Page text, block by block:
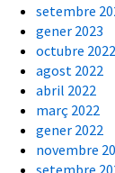
setembre
gener 2023
octubre 2022
agost 2022
abril 2022
març 2022
gener 2022
novembre
setembre